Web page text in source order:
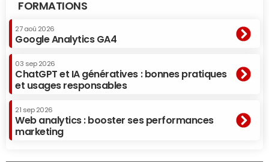
FORMATIONS
27 aoû 2026
Google Analytics GA4
03 sep 2026
ChatGPT et IA génératives : bonnes pratiques
et usages responsables
21 sep 2026
Web analytics : booster ses performances
marketing